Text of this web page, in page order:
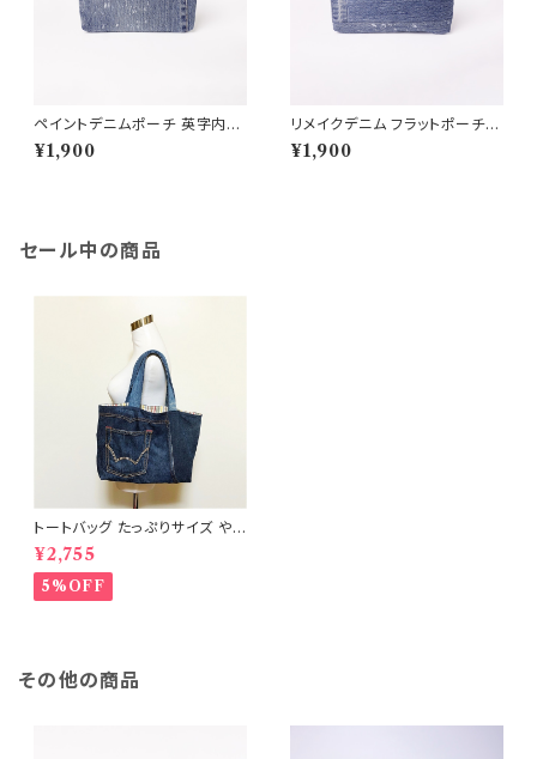
ペイントデニムポーチ 英字内布
ハンドメイド 12×20cm
¥1,900
リメイクデニム フラットポーチ
ペイント ヒゲ落ち レオパード内
布
¥1,900
セール中の商品
トートバッグ たっぷりサイズ や
わらかタイプ ポケット付 リメイ
クデニム RD-0014
¥2,755
5%OFF
その他の商品